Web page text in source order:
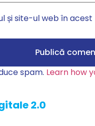
și site-ul web în
spam. Learn how
2.0